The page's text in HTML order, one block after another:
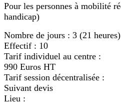
Pour les personnes à mobilité
handicap)
Nombre de jours : 3 (21 heures)
Effectif : 10
Tarif individuel au centre :
990 Euros HT
Tarif session décentralisée :
Suivant devis
Lieu :